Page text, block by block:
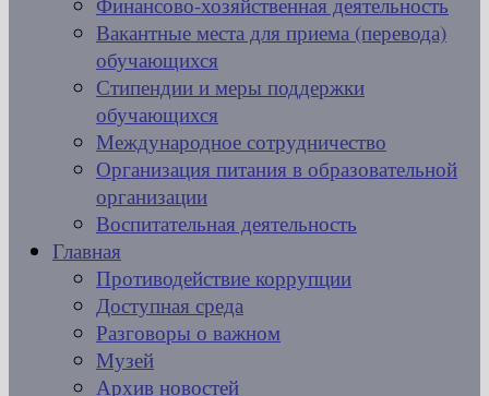
Вакантные места для приема (перевода)
обучающихся
Стипендии и меры поддержки
обучающихся
Международное сотрудничество
Организация питания в образовательной
организации
Воспитательная деятельность
Главная
Противодействие коррупции
Доступная среда
Разговоры о важном
Музей
Архив новостей